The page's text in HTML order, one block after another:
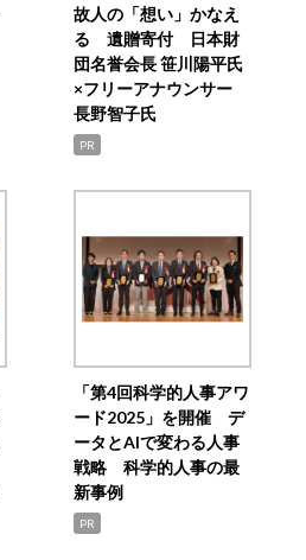
故人の「想い」かなえ
る 遺贈寄付 日本財
団名誉会長 笹川陽平氏
×フリーアナウンサー
長野智子氏
PR
「第4回科学的人事アワ
ード2025」を開催 デ
ータとAIで変わる人事
戦略 科学的人事の最
新事例
PR